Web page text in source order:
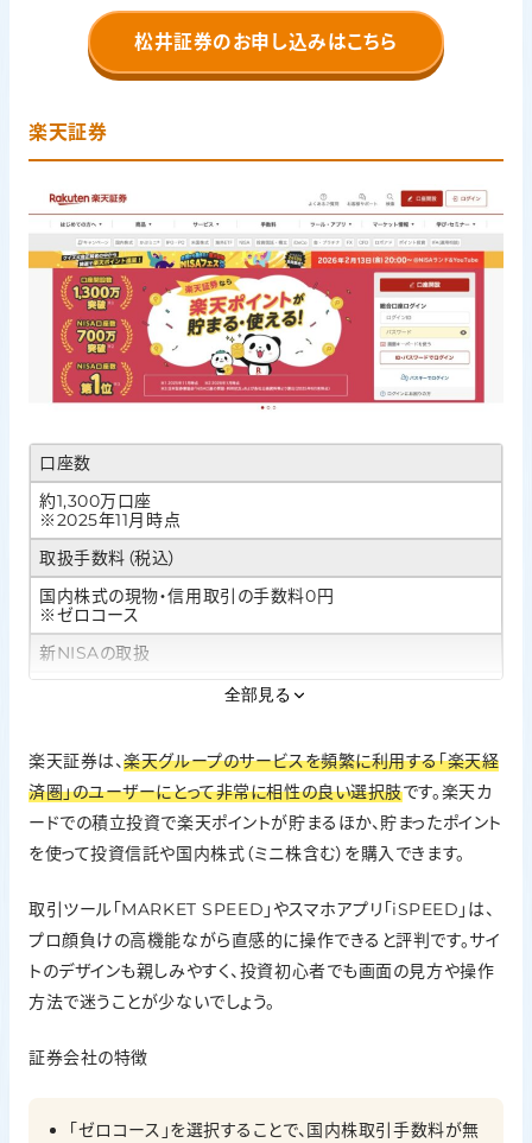
松井証券のお申し込みはこちら
楽天証券
口座数
約1,300万口座
※2025年11月時点
取扱手数料（税込）
国内株式の現物・信用取引の手数料0円
※ゼロコース
新NISAの取扱
44社（2025年）
投資信託の銘柄数
2,612本（2026年1月20日時点）
米国株式、中国株式、アセアン株
楽天ポイント
全部見る
楽天証券は、楽天グループのサービスを頻繁に利用する「楽天経
済圏」のユーザーにとって非常に相性の良い選択肢です。楽天カ
ードでの積立投資で楽天ポイントが貯まるほか、貯まったポイント
を使って投資信託や国内株式（ミニ株含む）を購入できます。
取引ツール「MARKET SPEED」やスマホアプリ「iSPEED」は、
プロ顔負けの高機能ながら直感的に操作できると評判です。サイ
トのデザインも親しみやすく、投資初心者でも画面の見方や操作
方法で迷うことが少ないでしょう。
証券会社の特徴
「ゼロコース」を選択することで、国内株取引手数料が無